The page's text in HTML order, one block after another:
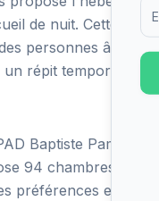
de nuit. Cette
personnes âgées
répit temporaire.
Baptiste Pams
94 chambres
préférences et le